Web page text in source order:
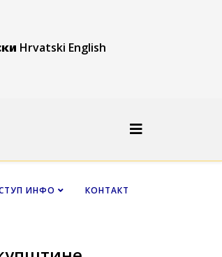
Hrvatski English
ИНФО КОНТАКТ